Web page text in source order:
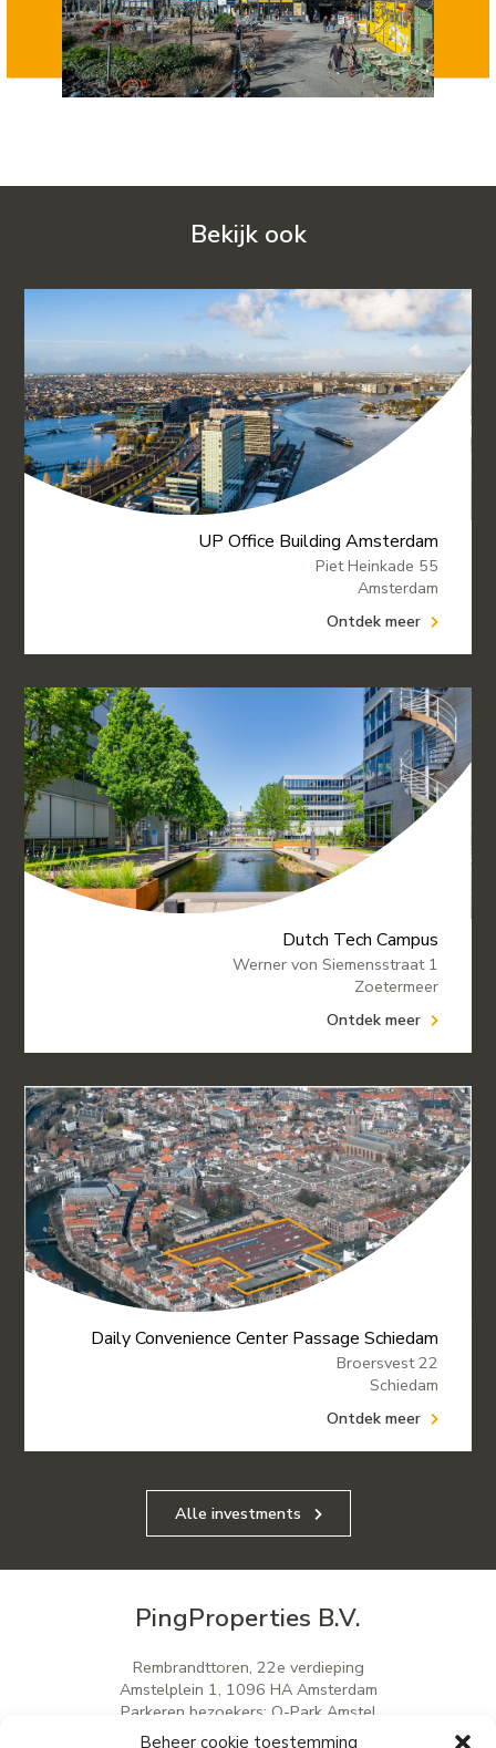
Beheer cookie toestemming
Bekijk ook
UP Office Building Amsterdam
Piet Heinkade 55
Amsterdam
Ontdek meer
Dutch Tech Campus
Werner von Siemensstraat 1
Zoetermeer
Ontdek meer
Daily Convenience Center Passage Schiedam
Broersvest 22
Schiedam
Ontdek meer
Alle investments
PingProperties B.V.
Rembrandttoren, 22e verdieping
Amstelplein 1, 1096 HA Amsterdam
Parkeren bezoekers: Q-Park Amstel
E info@pingproperties.com